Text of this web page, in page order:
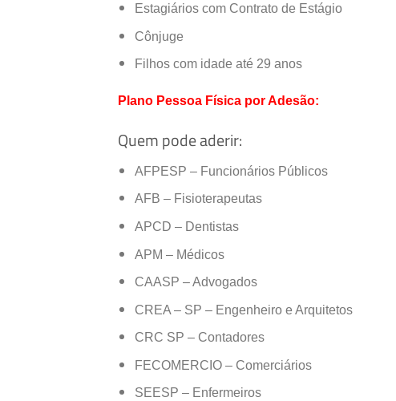
HOSPITAL SAO LUCAS
TV CASTRO ALVES,
CEP: 45602055
(73)3613-5673
Especialidades:GERAL
Cadastro Atualizado Em:08/09/2014
Estagiários com Contrato de Estágio
Cônjuge
Filhos com idade até 29 anos
Plano Pessoa Física por Adesão:
Quem pode aderir:
AFPESP – Funcionários Públicos
AFB – Fisioterapeutas
APCD – Dentistas
APM – Médicos
CAASP – Advogados
CREA – SP – Engenheiro e Arquitetos
CRC SP – Contadores
FECOMERCIO – Comerciários
SEESP – Enfermeiros